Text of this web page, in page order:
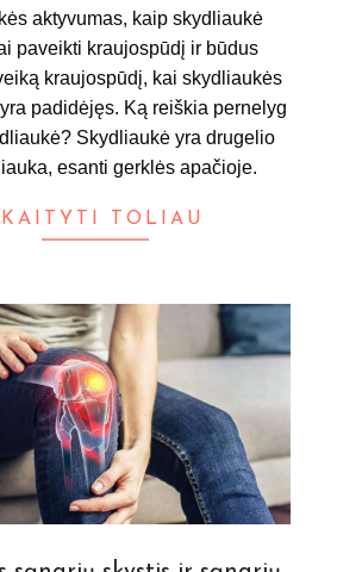
aktyvumas, kaip skydliaukė
paveikti kraujospūdį ir būdus
kraujospūdį, kai skydliaukės
padidėjęs. Ką reiškia pernelyg
Skydliaukė yra drugelio
esanti gerklės apačioje.
TOLIAU